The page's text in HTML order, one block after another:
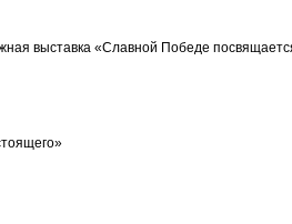
выставка «Славной Победе